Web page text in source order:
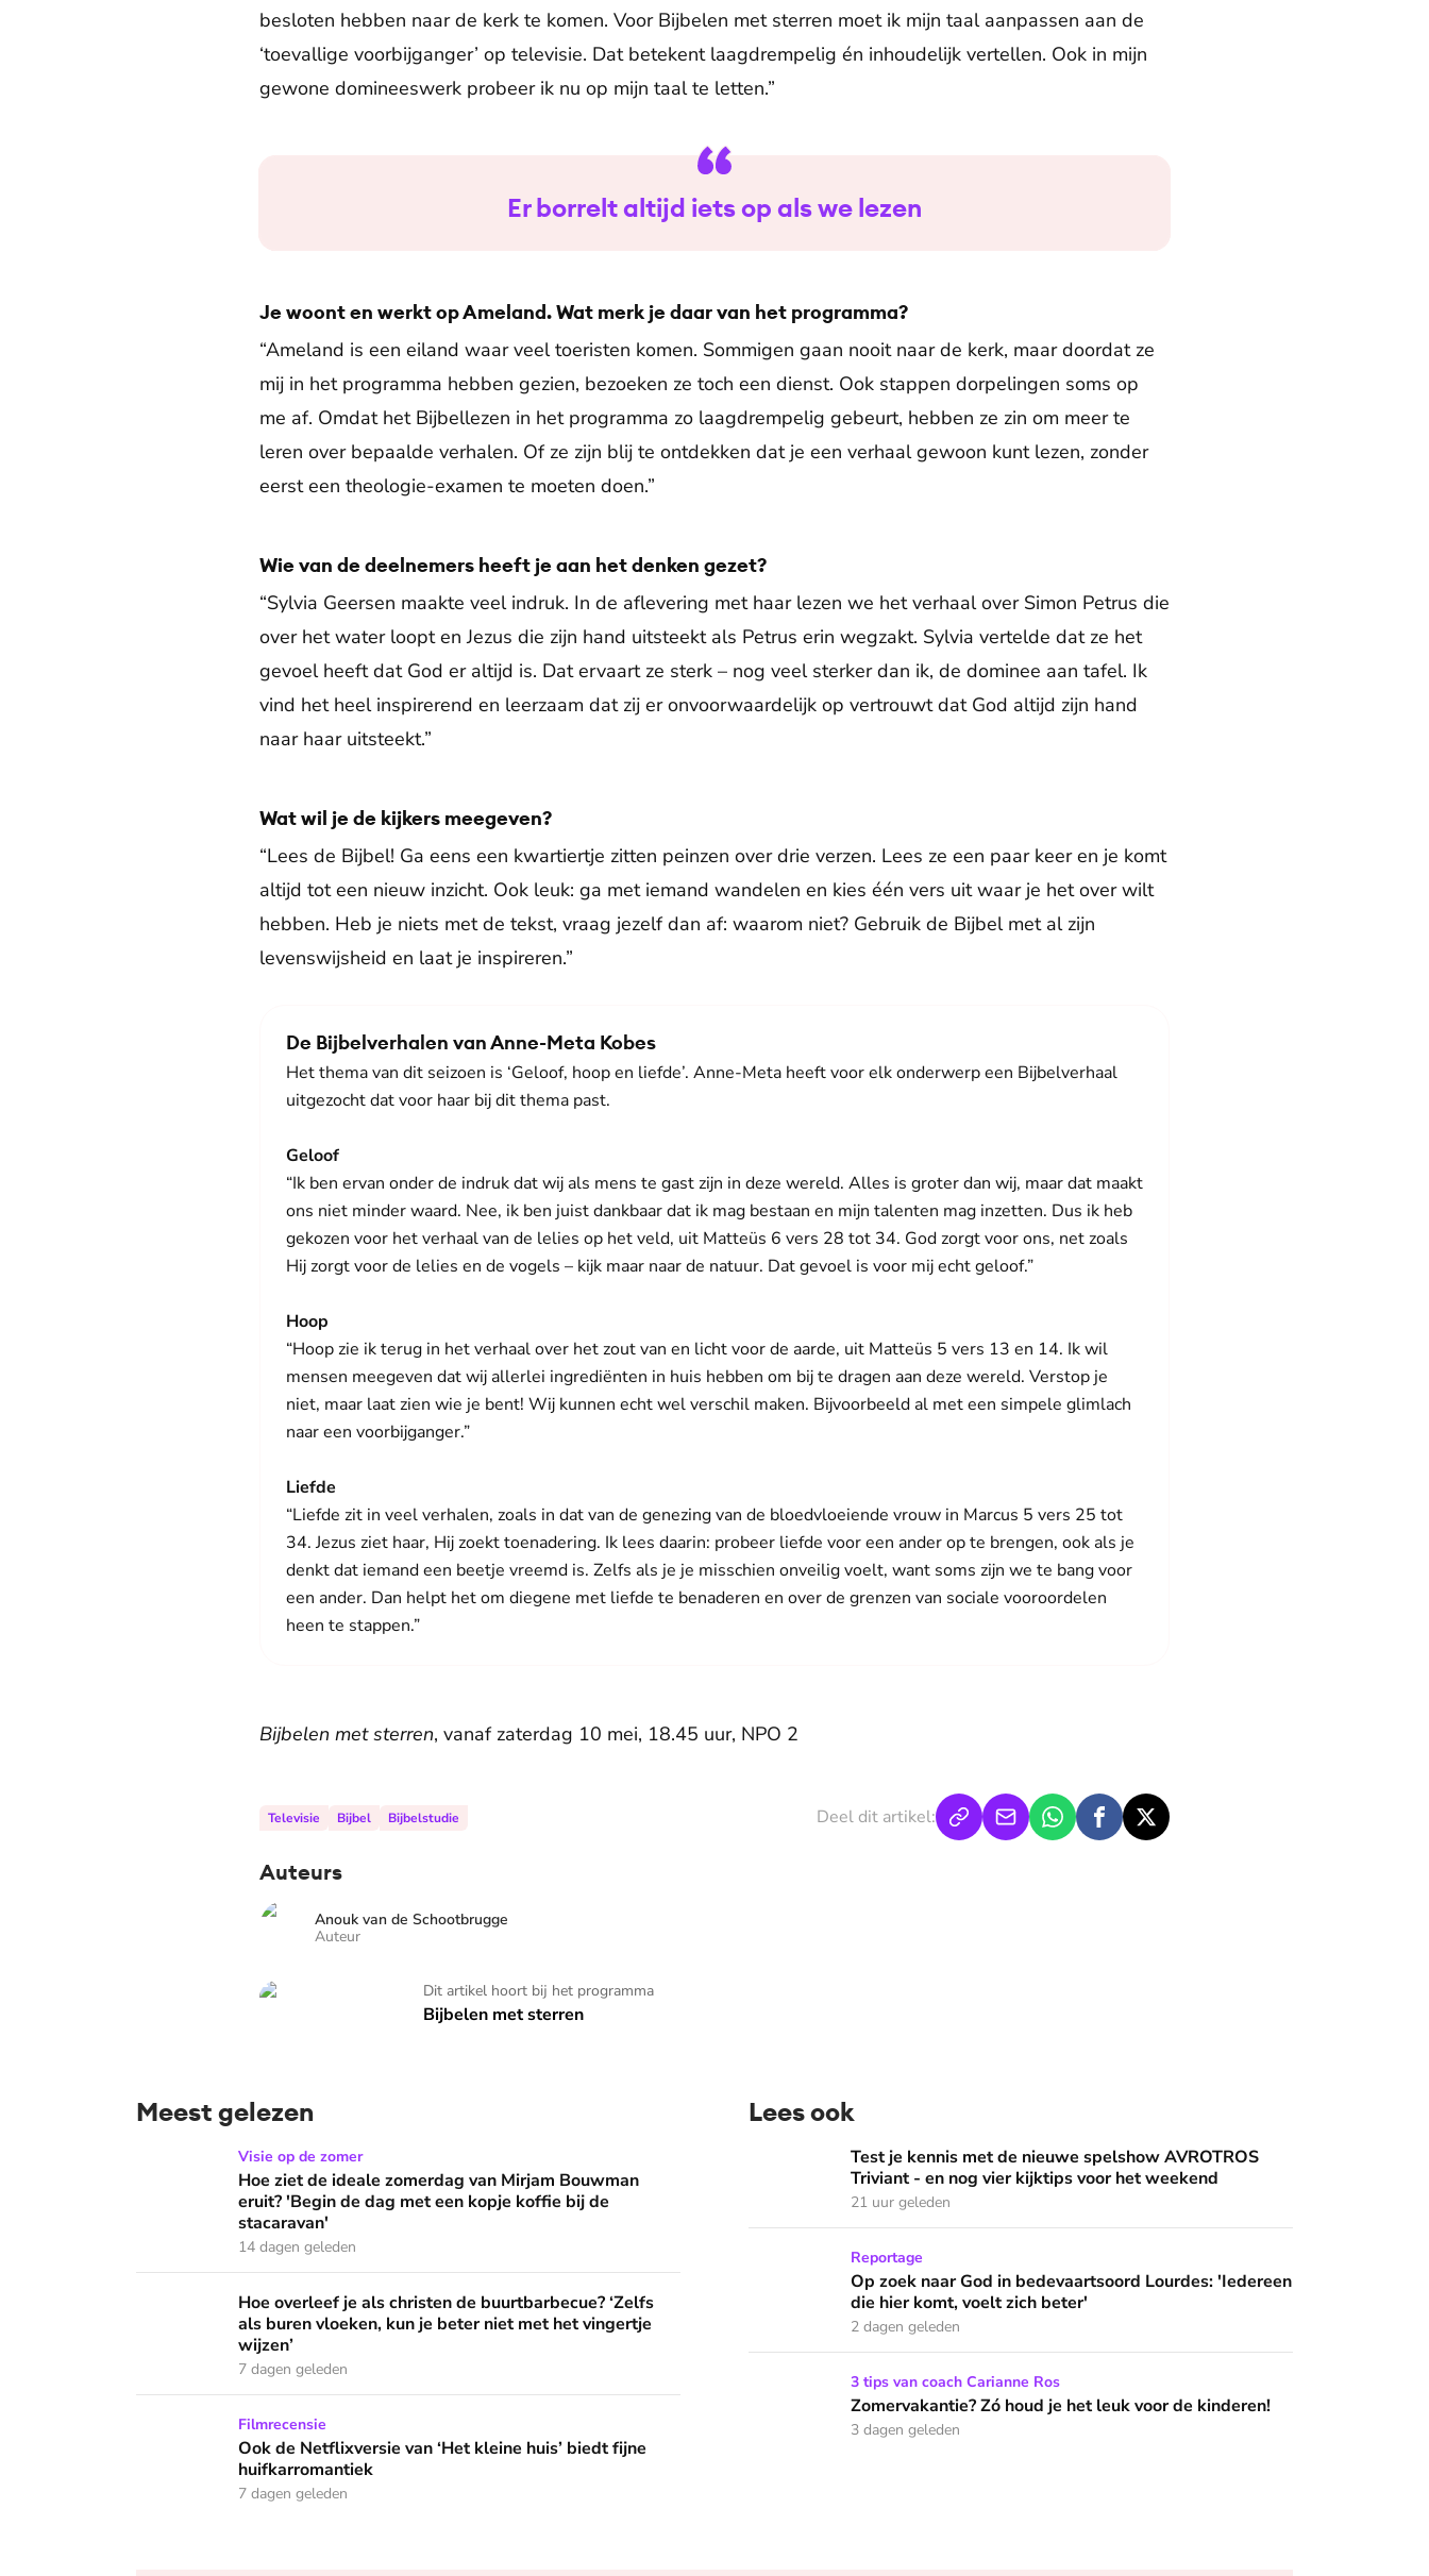
besloten hebben naar de kerk te komen. Voor Bijbelen met sterren moet ik mijn taal aanpassen aan de
‘toevallige voorbijganger’ op televisie. Dat betekent laagdrempelig én inhoudelijk vertellen. Ook in mijn
gewone domineeswerk probeer ik nu op mijn taal te letten.”
Er borrelt altijd iets op als we lezen
Je woont en werkt op Ameland. Wat merk je daar van het programma?
“Ameland is een eiland waar veel toeristen komen. Sommigen gaan nooit naar de kerk, maar doordat ze
mij in het programma hebben gezien, bezoeken ze toch een dienst. Ook stappen dorpelingen soms op
me af. Omdat het Bijbellezen in het programma zo laagdrempelig gebeurt, hebben ze zin om meer te
leren over bepaalde verhalen. Of ze zijn blij te ontdekken dat je een verhaal gewoon kunt lezen, zonder
eerst een theologie-examen te moeten doen.”
Wie van de deelnemers heeft je aan het denken gezet?
“Sylvia Geersen maakte veel indruk. In de aflevering met haar lezen we het verhaal over Simon Petrus die
over het water loopt en Jezus die zijn hand uitsteekt als Petrus erin wegzakt. Sylvia vertelde dat ze het
gevoel heeft dat God er altijd is. Dat ervaart ze sterk – nog veel sterker dan ik, de dominee aan tafel. Ik
vind het heel inspirerend en leerzaam dat zij er onvoorwaardelijk op vertrouwt dat God altijd zijn hand
naar haar uitsteekt.”
Wat wil je de kijkers meegeven?
“Lees de Bijbel! Ga eens een kwartiertje zitten peinzen over drie verzen. Lees ze een paar keer en je komt
altijd tot een nieuw inzicht. Ook leuk: ga met iemand wandelen en kies één vers uit waar je het over wilt
hebben. Heb je niets met de tekst, vraag jezelf dan af: waarom niet? Gebruik de Bijbel met al zijn
levenswijsheid en laat je inspireren.”
De Bijbelverhalen van Anne-Meta Kobes
Het thema van dit seizoen is ‘Geloof, hoop en liefde’. Anne-Meta heeft voor elk onderwerp een Bijbelverhaal
uitgezocht dat voor haar bij dit thema past.
Geloof
“Ik ben ervan onder de indruk dat wij als mens te gast zijn in deze wereld. Alles is groter dan wij, maar dat maakt
ons niet minder waard. Nee, ik ben juist dankbaar dat ik mag bestaan en mijn talenten mag inzetten. Dus ik heb
gekozen voor het verhaal van de lelies op het veld, uit Matteüs 6 vers 28 tot 34. God zorgt voor ons, net zoals
Hij zorgt voor de lelies en de vogels – kijk maar naar de natuur. Dat gevoel is voor mij echt geloof.”
Hoop
“Hoop zie ik terug in het verhaal over het zout van en licht voor de aarde, uit Matteüs 5 vers 13 en 14. Ik wil
mensen meegeven dat wij allerlei ingrediënten in huis hebben om bij te dragen aan deze wereld. Verstop je
niet, maar laat zien wie je bent! Wij kunnen echt wel verschil maken. Bijvoorbeeld al met een simpele glimlach
naar een voorbijganger.”
Liefde
“Liefde zit in veel verhalen, zoals in dat van de genezing van de bloedvloeiende vrouw in Marcus 5 vers 25 tot
34. Jezus ziet haar, Hij zoekt toenadering. Ik lees daarin: probeer liefde voor een ander op te brengen, ook als je
denkt dat iemand een beetje vreemd is. Zelfs als je je misschien onveilig voelt, want soms zijn we te bang voor
een ander. Dan helpt het om diegene met liefde te benaderen en over de grenzen van sociale vooroordelen
heen te stappen.”
Bijbelen met sterren, vanaf zaterdag 10 mei, 18.45 uur, NPO 2
Televisie Bijbel Bijbelstudie Deel dit artikel:
Auteurs
Anouk van de Schootbrugge
Auteur
Dit artikel hoort bij het programma
Bijbelen met sterren
Bijbelen met sterren
Meest gelezen
Hoe ziet de ideale zomerdag van Mirjam Bouwman eruit? 'Begin de dag met een kopje koffie bij de stacaravan'
Visie op de zomer
Hoe ziet de ideale zomerdag van Mirjam Bouwman
eruit? 'Begin de dag met een kopje koffie bij de
stacaravan'
14 dagen geleden
Hoe overleef je als christen de buurtbarbecue? ‘Zelfs als buren vloeken, kun je beter niet met het vingertje wijzen’
Hoe overleef je als christen de buurtbarbecue? ‘Zelfs
als buren vloeken, kun je beter niet met het vingertje
wijzen’
7 dagen geleden
Ook de Netflixversie van ‘Het kleine huis’ biedt fijne huifkarromantiek
Filmrecensie
Ook de Netflixversie van ‘Het kleine huis’ biedt fijne
huifkarromantiek
7 dagen geleden
Lees ook
Test je kennis met de nieuwe spelshow AVROTROS Triviant - en nog vier kijktips voor
Test je kennis met de nieuwe spelshow AVROTROS
Triviant - en nog vier kijktips voor het weekend
21 uur geleden
Op zoek naar God in bedevaartsoord Lourdes: 'Iedereen die hier komt, voelt zich beter'
Reportage
Op zoek naar God in bedevaartsoord Lourdes: 'Iedereen
die hier komt, voelt zich beter'
2 dagen geleden
Zomervakantie? Zó houd je het leuk voor de kinderen!
3 tips van coach Carianne Ros
Zomervakantie? Zó houd je het leuk voor de kinderen!
3 dagen geleden